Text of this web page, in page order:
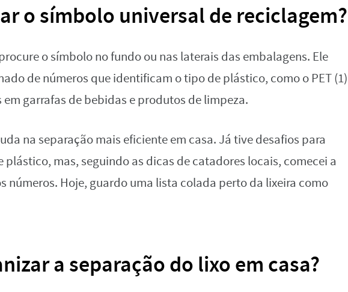
o símbolo universal de reciclagem?
o símbolo no fundo ou nas laterais das embalagens. Ele
de números que identificam o tipo de plástico, como o PET (1)
em garrafas de bebidas e produtos de limpeza.
na separação mais eficiente em casa. Já tive desafios para
mas, seguindo as dicas de catadores locais, comecei a
números. Hoje, guardo uma lista colada perto da lixeira como
a separação do lixo em casa?